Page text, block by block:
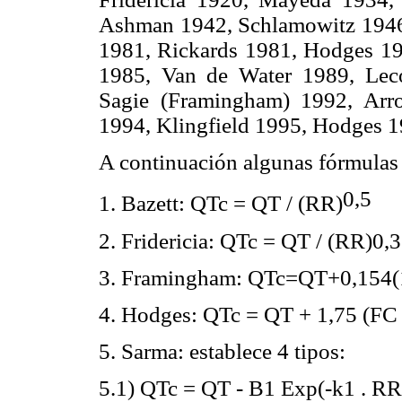
Ashman 1942, Schlamowitz
1981, Rickards 1981, Hodges
1985, Van de Water 1989,
Sagie (Framingham) 1992,
1994, Klingfield 1995, Hodges
A continuación algunas
1. Bazett: QTc = QT / (RR)0,5
2. Fridericia: QTc = QT /
3. Framingham:
4. Hodges: QTc = QT + 1,75
5. Sarma: establece 4 tipos:
5.1) QTc = QT - B1 Exp(-k1 .